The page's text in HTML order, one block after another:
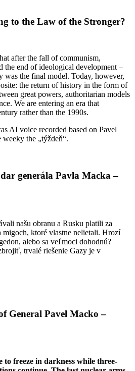
to the Law of the Stronger?
after the fall of communism,
the end of ideological development –
was the final model. Today, however,
the return of history in the form of
great powers, authoritarian models
We are entering an era that
rather than the 1990s.
AI voice recorded based on Pavel
weeky the „týždeň“.
generála Pavla Macka –
našu obranu a Rusku platili za
migoch, ktoré vlastne nelietali. Hrozí
alebo sa veľmoci dohodnú?
trvalé riešenie Gazy je v
General Pavel Macko –
to freeze in darkness while three-